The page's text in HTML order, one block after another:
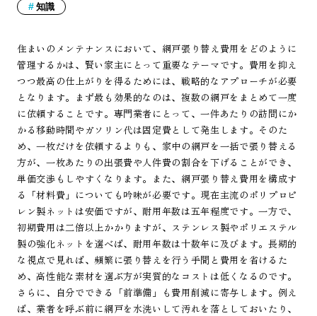
知識
住まいのメンテナンスにおいて、網戸張り替え費用をどのように
管理するかは、賢い家主にとって重要なテーマです。費用を抑え
つつ最高の仕上がりを得るためには、戦略的なアプローチが必要
となります。まず最も効果的なのは、複数の網戸をまとめて一度
に依頼することです。専門業者にとって、一件あたりの訪問にか
かる移動時間やガソリン代は固定費として発生します。そのた
め、一枚だけを依頼するよりも、家中の網戸を一括で張り替える
方が、一枚あたりの出張費や人件費の割合を下げることができ、
単価交渉もしやすくなります。また、網戸張り替え費用を構成す
る「材料費」についても吟味が必要です。現在主流のポリプロピ
レン製ネットは安価ですが、耐用年数は五年程度です。一方で、
初期費用は二倍以上かかりますが、ステンレス製やポリエステル
製の強化ネットを選べば、耐用年数は十数年に及びます。長期的
な視点で見れば、頻繁に張り替えを行う手間と費用を省けるた
め、高性能な素材を選ぶ方が実質的なコストは低くなるのです。
さらに、自分でできる「前準備」も費用削減に寄与します。例え
ば、業者を呼ぶ前に網戸を水洗いして汚れを落としておいたり、